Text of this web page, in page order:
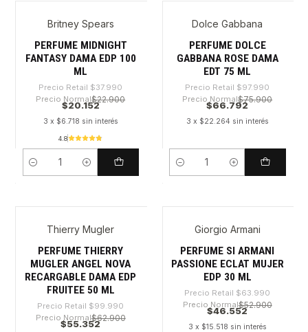
-46%Britney Spears
PERFUME MIDNIGHT
FANTASY DAMA EDP 100
ML
Precio Retail $37.990
Precio Normal$22.900
$20.152
3 x $6.718 sin interés
4.8
Cantidad
-31%Dolce Gabbana
PERFUME DOLCE
GABBANA ROSE DAMA
EDT 75 ML
Precio Retail $97.990
Precio Normal$75.900
$66.792
3 x $22.264 sin interés
Cantidad
-44%Thierry Mugler
PERFUME THIERRY
MUGLER ANGEL NOVA
RECARGABLE DAMA EDP
FRUITEE 50 ML
Precio Retail $99.990
Precio Normal$62.900
$55.352
-27%Giorgio Armani
PERFUME SI ARMANI
PASSIONE ECLAT MUJER
EDP 30 ML
Precio Retail $63.990
Precio Normal$52.900
$46.552
3 x $15.518 sin interés